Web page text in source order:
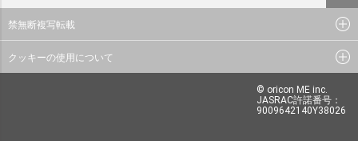
禁無断複写転載
クッキーの使用について
© oricon ME inc.
JASRAC許諾番号：
9009642140Y38026